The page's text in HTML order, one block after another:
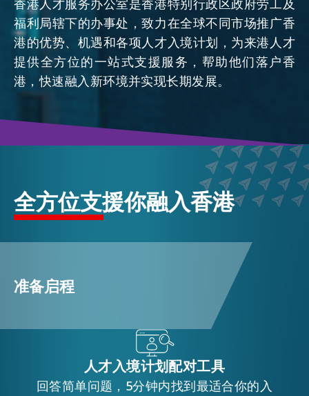
最新消息
关于我们
常见问题
联络我们
香港人才服务办公室是香港特别行政区政府劳工及
福利局辖下的办事处，致力在全球不同市场推广香
港的优势、机遇和各项人才入境计划，为来港人才
提供全方位的一站式支援服务，帮助他们落户香
港，快速融入新环境并实现长期发展。
全方位支援你融入香港
准备启程
人才入境计划配对工具
回答简单问题，5分钟内找到最适合你的入